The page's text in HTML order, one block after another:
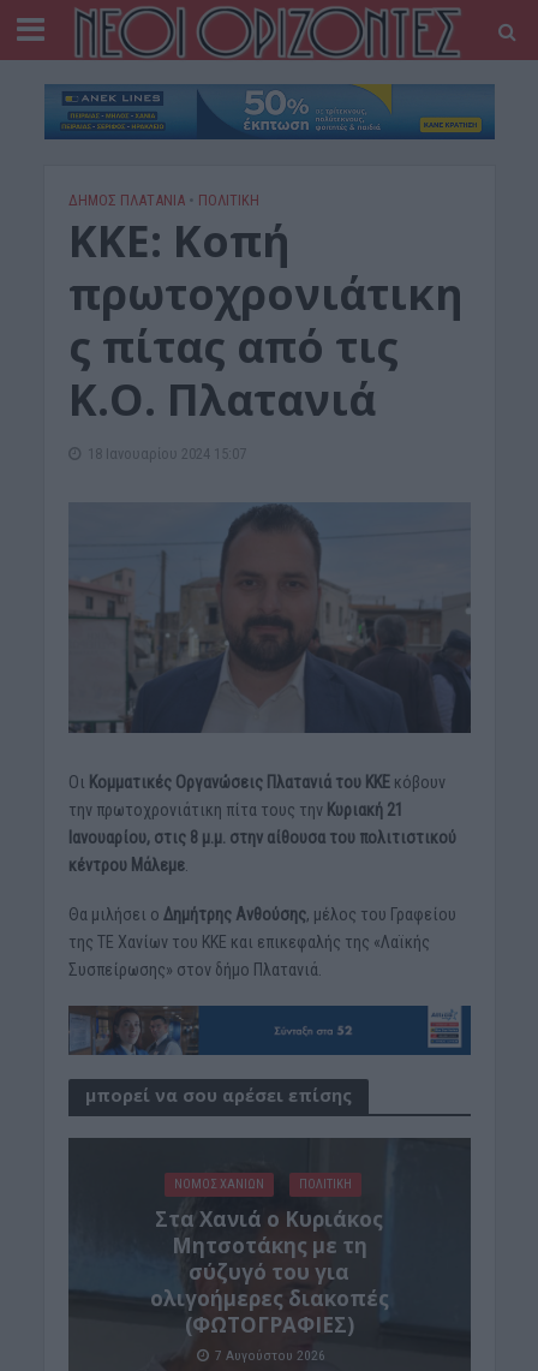
ΔΉΜΟΣ ΠΛΑΤΑΝΙΆ • ΠΟΛΙΤΙΚΗ
ΚΚΕ: Κοπή
πρωτοχρονιάτικη
ς πίτας από τις
Κ.Ο. Πλατανιά
18 Ιανουαρίου 2024 15:07
Οι Κομματικές Οργανώσεις Πλατανιά του ΚΚΕκόβουν
την πρωτοχρονιάτικη πίτα τους την Κυριακή 21
Ιανουαρίου, στις 8 μ.μ. στην αίθουσα του πολιτιστικού
κέντρου Μάλεμε.
Θα μιλήσει ο Δημήτρης Ανθούσης, μέλος του Γραφείου
της ΤΕ Χανίων του ΚΚΕ και επικεφαλής της «Λαϊκής
Συσπείρωσης» στον δήμο Πλατανιά.
μπορεί να σου αρέσει επίσης
ΝΟΜΌΣ ΧΑΝΊΩΝ ΠΟΛΙΤΙΚΗ
Στα Χανιά ο Κυριάκος
Μητσοτάκης με τη
σύζυγό του για
ολιγοήμερες διακοπές
(ΦΩΤΟΓΡΑΦΙΕΣ)
7 Αυγούστου 2026